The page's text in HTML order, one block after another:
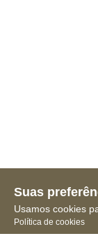
Suas
Usamos cookies
Política de cookies